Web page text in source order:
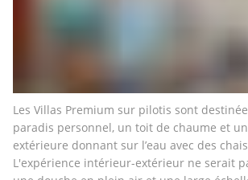
Les Villas Premium sur pilotis sont
paradis personnel, un toit de chaume et
extérieure donnant sur l’eau avec des
L'expérience intérieur-extérieur ne serait